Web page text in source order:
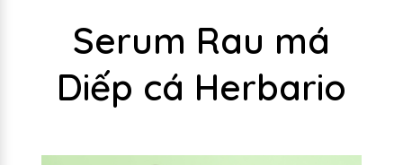
Serum Rau má
Diếp cá Herbario